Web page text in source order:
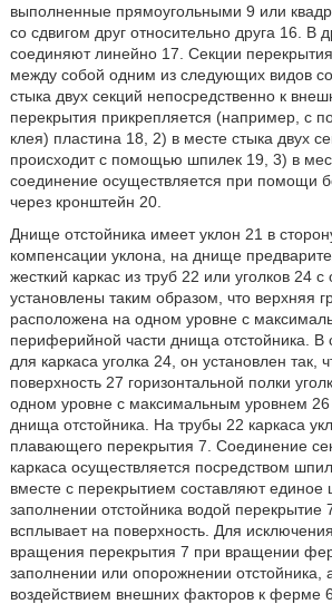
выполненные прямоугольными 9 или
со сдвигом друг относительно друга 16. В
соединяют линейно 17. Секции
между собой одним из следующих видов
стыка двух секций непосредственно к
перекрытия прикрепляется (например, с
клея) пластина 18, 2) в месте стыка двух
происходит с помощью шпилек 19, 3) в
соединение осуществляется при помощи
через кронштейн 20.
Днище отстойника имеет уклон 21 в
компенсации уклона, на днище
жесткий каркас из труб 22 или уголков 24
установлены таким образом, что верхняя
расположена на одном уровне с
периферийной части днища отстойника. В
для каркаса уголка 24, он установлен так,
поверхность 27 горизонтальной полки
одном уровне с максимальным уровнем
днища отстойника. На трубы 22 каркаса
плавающего перекрытия 7. Соединение
каркаса осуществляется посредством
вместе с перекрытием составляют единое
заполнении отстойника водой перекрытие
всплывает на поверхность. Для
вращения перекрытия 7 при вращении
заполнении или опорожнении отстойника,
воздействием внешних факторов к ферме